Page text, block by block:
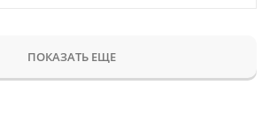
ПОКАЗАТЬ ЕЩЕ